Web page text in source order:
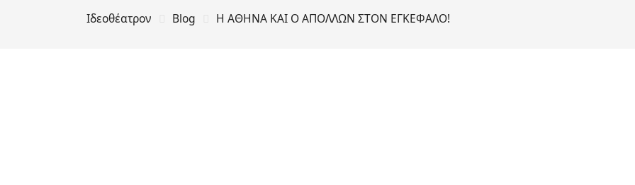
Ιδεοθέατρον Blog Η ΑΘΗΝΑ ΚΑΙ Ο ΑΠΟΛΛΩΝ ΣΤΟΝ ΕΓΚΕΦΑΛΟ!